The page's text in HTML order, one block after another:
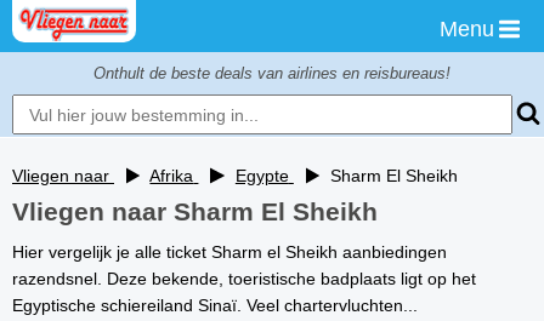
Menu
Onthult de beste deals van airlines en reisbureaus!
Vliegen naar Afrika Egypte Sharm El Sheikh
Vliegen naar Sharm El Sheikh
Hier vergelijk je alle ticket Sharm el Sheikh aanbiedingen
razendsnel. Deze bekende, toeristische badplaats ligt op het
Egyptische schiereiland Sinaï. Veel chartervluchten...